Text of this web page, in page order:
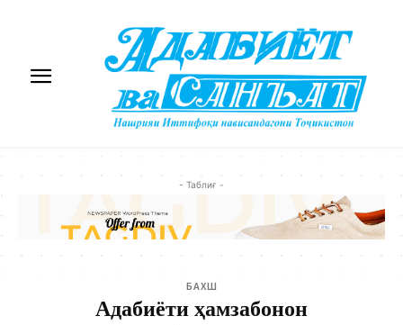
- Таблиғ -
БАХШ
Адабиёти ҳамзабонон